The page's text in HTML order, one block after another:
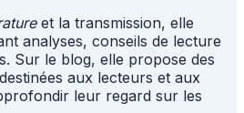
et la transmission, elle
analyses, conseils de lecture
Sur le blog, elle propose des
aux lecteurs et aux
leur regard sur les